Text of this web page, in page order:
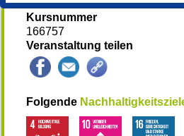
24.06.2026
Kursnummer
166757
Veranstaltung teilen
Folgende